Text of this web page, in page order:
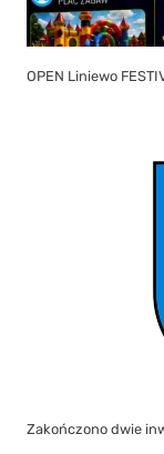
OPEN Liniewo
Zakończono dwie